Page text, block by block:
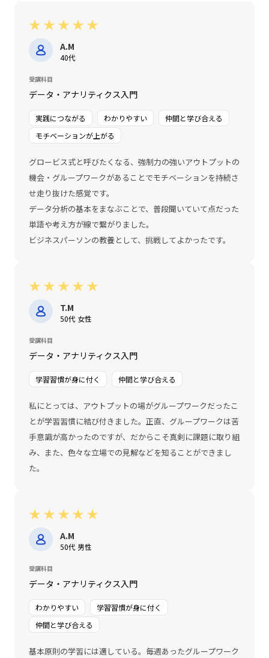
★ ★ ★ ★ ★
A.M
40代
受講科目
データ・アナリティクス入門
実践につながる わかりやすい
仲間と学び合える
モチベーションが上がる
グロービス式と呼びたくなる、強制力の強いアウトプットの
機会・グループワークがあることでモチベーションを持続さ
せ走り抜けた感覚です。
データ分析の基本をまなぶことで、普段聞いていて点だった
単語や考え方が線で繋がりました。
ビジネスパーソンの教養として、挑戦してよかったです。
★ ★ ★ ★ ★
T.M
50代 女性
受講科目
データ・アナリティクス入門
学習習慣が身に付く 仲間と学び合える
私にとっては、アウトプットの場がグループワークだったこ
とが学習習慣に結び付きました。正直、グループワークは苦
手意識が高かったのですが、だからこそ真剣に課題に取り組
み、また、色々な立場での見解などを知ることができまし
た。
★ ★ ★ ★ ★
A.M
50代 男性
受講科目
データ・アナリティクス入門
わかりやすい
学習習慣が身に付く
仲間と学び合える
基本原則の学習には適している。毎週あったグループワーク